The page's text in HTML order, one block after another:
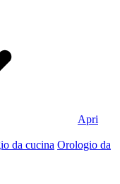
Apri
da cucina Orologio da